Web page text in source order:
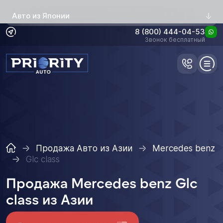
Авто из Японии
8 (800) 444-04-53
Звонок бесплатный
Продажа Авто из Азии
Mercedes benz
Glc class
Продажа Mercedes benz Glc
class из Азии